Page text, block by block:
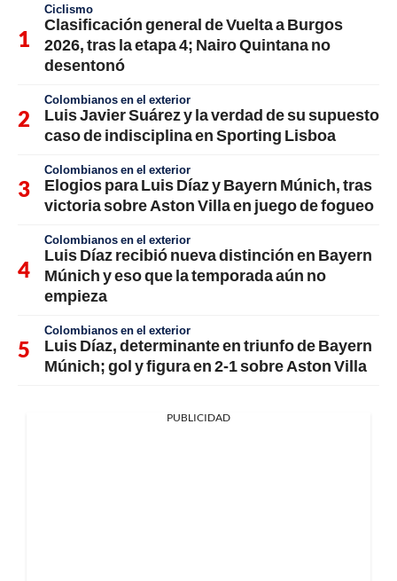
Ciclismo
Clasificación general de Vuelta a Burgos
2026, tras la etapa 4; Nairo Quintana no
desentonó
Colombianos en el exterior
Luis Javier Suárez y la verdad de su supuesto
caso de indisciplina en Sporting Lisboa
Colombianos en el exterior
Elogios para Luis Díaz y Bayern Múnich, tras
victoria sobre Aston Villa en juego de fogueo
Colombianos en el exterior
Luis Díaz recibió nueva distinción en Bayern
Múnich y eso que la temporada aún no
empieza
Colombianos en el exterior
Luis Díaz, determinante en triunfo de Bayern
Múnich; gol y figura en 2-1 sobre Aston Villa
PUBLICIDAD